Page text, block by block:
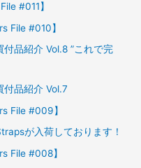
#011】
File #010】
品紹介 Vol.8 ”これで完
品紹介 Vol.7
File #009】
が入荷しております！
File #008】